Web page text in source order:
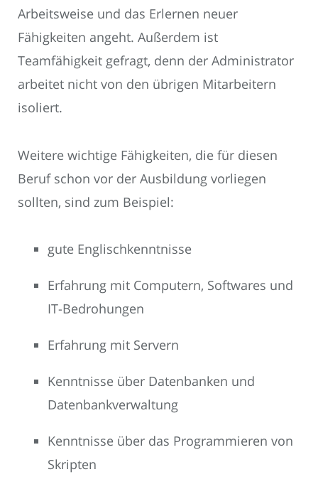
Arbeitsweise und das Erlernen neuer
Fähigkeiten angeht. Außerdem ist
Teamfähigkeit gefragt, denn der Administrator
arbeitet nicht von den übrigen Mitarbeitern
isoliert.
Weitere wichtige Fähigkeiten, die für diesen
Beruf schon vor der Ausbildung vorliegen
sollten, sind zum Beispiel:
gute Englischkenntnisse
Erfahrung mit Computern, Softwares und
IT-Bedrohungen
Erfahrung mit Servern
Kenntnisse über Datenbanken und
Datenbankverwaltung
Kenntnisse über das Programmieren von
Skripten